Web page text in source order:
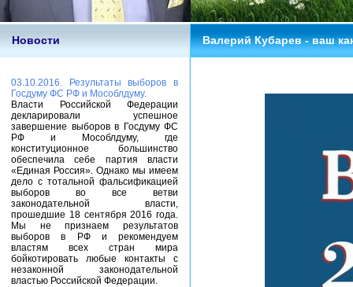
Новости Валерий Кубарев - ваш
03.10.2016. Результаты выборов в
Госдуму ФС РФ и Мособлдуму.
Власти Российской Федерации
декларировали успешное
завершение выборов в Госдуму ФС
РФ и Мособлдуму, где
конституционное большинство
обеспечила себе партия власти
«Единая Россия». Однако мы имеем
дело с тотальной фальсификацией
выборов во все ветви
законодательной власти,
прошедшие 18 сентября 2016 года.
Мы не признаем результатов
выборов в РФ и рекомендуем
властям всех стран мира
бойкотировать любые контакты с
незаконной законодательной
властью Российской Федерации.